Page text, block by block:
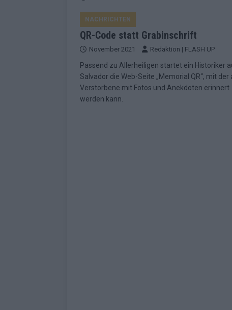
[ Mai 2026 ]
KOMMENTAR
EUROVISION
[ Mai 2026 ] Das ESC-Finale ist
NACHRICHTEN
QR-Code statt Grabinschrift
November 2021 Redaktion | FLASH UP
Passend zu Allerheiligen startet ein Historiker
Salvador die Web-Seite „Memorial QR“, mit der
Verstorbene mit Fotos und Anekdoten erinnert
werden kann.